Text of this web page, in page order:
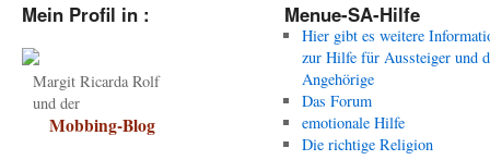
Mein Profil in :
Margit Ricarda Rolf
und der
Mobbing-Blog
Menue-SA-Hilfe
Hier gibt es weitere
zur Hilfe für Aussteiger und
Angehörige
Das Forum
emotionale Hilfe
Die richtige Religion